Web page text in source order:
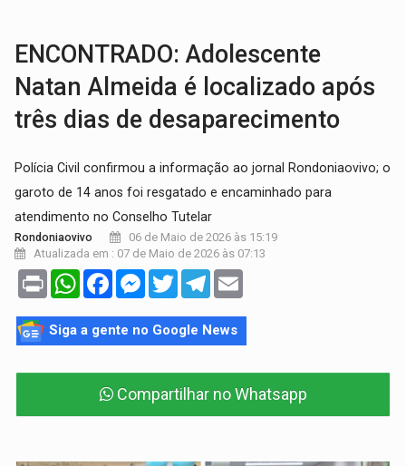
ENCONTRADO: Adolescente
Natan Almeida é localizado após
três dias de desaparecimento
Polícia Civil confirmou a informação ao jornal Rondoniaovivo; o
garoto de 14 anos foi resgatado e encaminhado para
atendimento no Conselho Tutelar
Rondoniaovivo
06 de Maio de 2026 às 15:19
Atualizada em : 07 de Maio de 2026 às 07:13
Print WhatsAppFacebookMessenger
TwitterTelegram
Siga a gente no Google News
Compartilhar no Whatsapp